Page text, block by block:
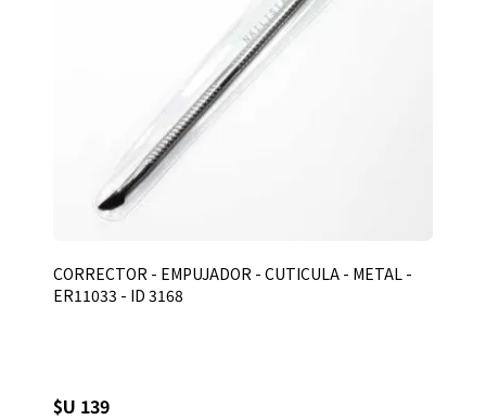
CORRECTOR - EMPUJADOR - CUTICULA - METAL -
ER11033 - ID 3168
$U 139